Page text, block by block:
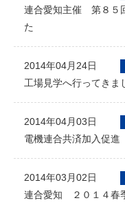
連合愛知主催 第８５
た
2014年04月24日
工場見学へ行ってきま
2014年04月03日
電機連合共済加入促
2014年03月02日
連合愛知 ２０１４春